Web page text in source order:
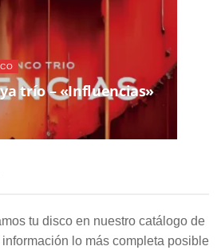
trío – «Influencias»
tu disco en nuestro catálogo de
lo más completa posible